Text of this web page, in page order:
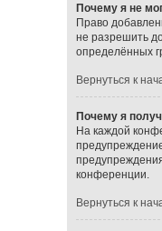
Почему я не
Право
не разрешить
определённых
Вернуться к
Почему я
На каждой
конференции.
Вернуться к